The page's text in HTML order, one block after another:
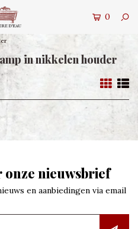
0
in nikkelen houder
onze nieuwsbrief
en aanbiedingen via email